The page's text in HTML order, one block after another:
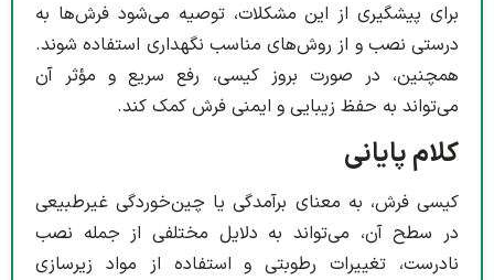
برای پیشگیری از این مشکلات، توصیه می‌شود فرش‌ها به
درستی نصب و از روش‌های مناسب نگهداری استفاده شوند.
همچنین، در صورت بروز کیسی، رفع سریع و مؤثر آن
می‌تواند به حفظ زیبایی و ایمنی فرش کمک کند.
کلام پایانی
کیسی فرش، به معنای برآمدگی یا چین‌خوردگی غیرطبیعی
در سطح آن، می‌تواند به دلایل مختلفی از جمله نصب
نادرست، تغییرات رطوبتی و استفاده از مواد زیرسازی